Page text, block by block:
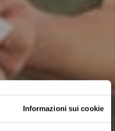
Informazioni sui cookie